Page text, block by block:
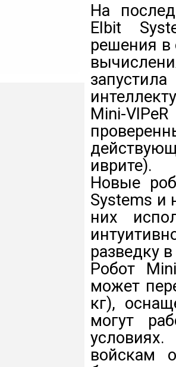
На
Elbit
решения в
Mini-
иврите).
Новые
Systems и
них
разведку
Робот
может
кг),
могут
войскам